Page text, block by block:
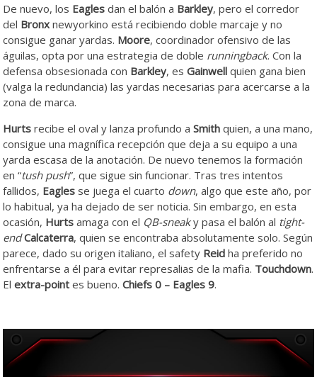
De nuevo, los Eagles dan el balón a Barkley, pero el corredor
del Bronx newyorkino está recibiendo doble marcaje y no
consigue ganar yardas. Moore, coordinador ofensivo de las
águilas, opta por una estrategia de doble runningback. Con la
defensa obsesionada con Barkley, esGainwell quien gana bien
(valga la redundancia) las yardas necesarias para acercarse a la
zona de marca.
Hurts recibe el oval y lanza profundo aSmith quien, a una mano,
consigue una magnífica recepción que deja a su equipo a una
yarda escasa de la anotación. De nuevo tenemos la formación
en “tush push”, que sigue sin funcionar. Tras tres intentos
fallidos, Eagles se juega el cuarto down, algo que este año, por
lo habitual, ya ha dejado de ser noticia. Sin embargo, en esta
ocasión, Hurts amaga con el QB-sneaky pasa el balón al tight-
end Calcaterra, quien se encontraba absolutamente solo. Según
parece, dado su origen italiano, el safety Reid ha preferido no
enfrentarse a él para evitar represalias de la mafia. Touchdown.
Elextra-point es bueno.Chiefs 0 – Eagles 9.